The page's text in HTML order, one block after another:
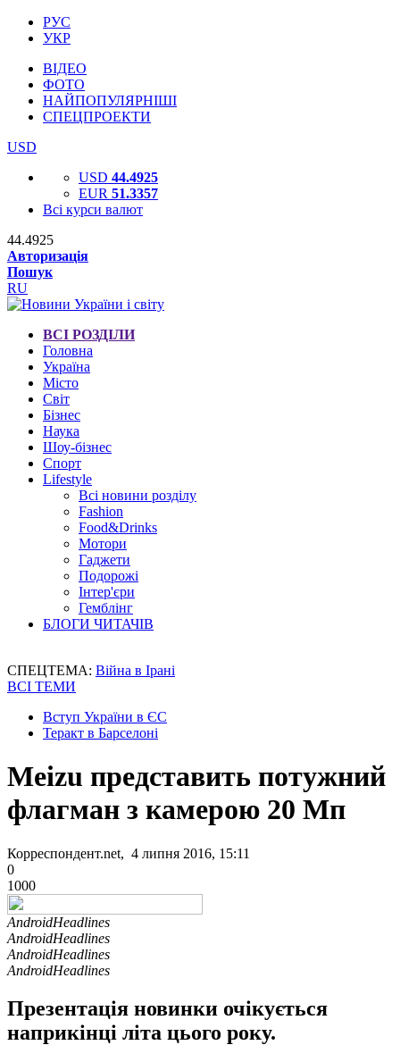
РУС
УКР
ВІДЕО
ФОТО
НАЙПОПУЛЯРНІШІ
СПЕЦПРОЕКТИ
USD
USD 44.4925
EUR 51.3357
Всі курси валют
44.4925
Авторизація
Пошук
RU
ВСІ РОЗДІЛИ
Головна
Україна
Місто
Світ
Бізнес
Наука
Шоу-бізнес
Спорт
Lifestyle
Всі новини розділу
Fashion
Food&Drinks
Мотори
Гаджети
Подорожі
Інтер'єри
Гемблінг
БЛОГИ ЧИТАЧІВ
СПЕЦТЕМА: Війна в Ірані
ВСІ ТЕМИ
Вступ України в ЄС
Теракт в Барселоні
Meizu представить потужний
флагман з камерою 20 Мп
Корреспондент.net, 4 липня 2016, 15:11
0
1000
AndroidHeadlines
AndroidHeadlines
AndroidHeadlines
AndroidHeadlines
Презентація новинки очікується
наприкінці літа цього року.